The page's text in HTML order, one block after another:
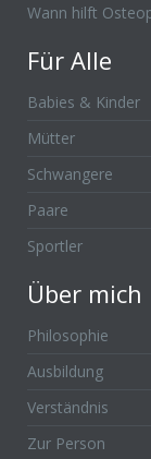
Wann hilft
Für Alle
Babies & Kinder
Mütter
Schwangere
Paare
Sportler
Über mich
Philosophie
Ausbildung
Verständnis
Zur Person